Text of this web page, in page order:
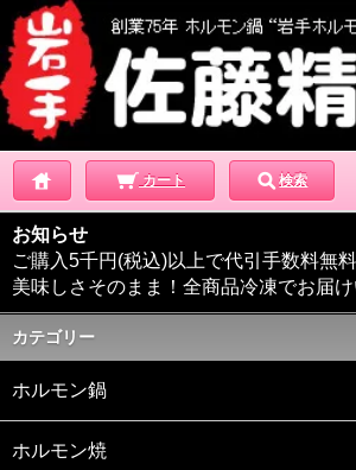
カート 検索
お知らせ
ご購入5千円(税込)以上で代引手数料無
美味しさそのまま！全商品冷凍でお届け
カテゴリー
ホルモン鍋
ホルモン焼